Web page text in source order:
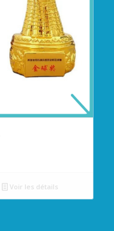
Voir les détails